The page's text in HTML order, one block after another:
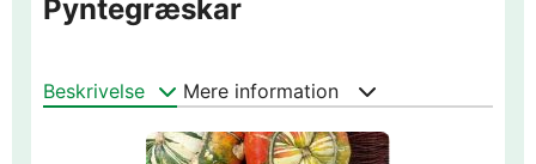
Pyntegræskar
Beskrivelse Mere information